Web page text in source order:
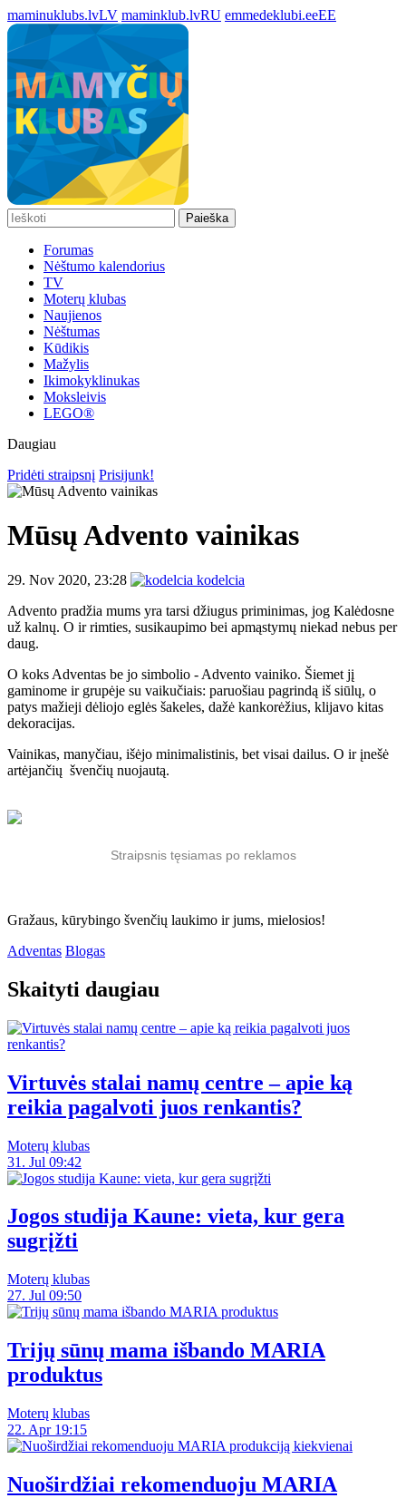
maminuklubs.lvLV maminklub.lvRU emmedeklubi.eeEE
Paieška
Forumas
Nėštumo kalendorius
TV
Moterų klubas
Naujienos
Nėštumas
Kūdikis
Mažylis
Ikimokyklinukas
Moksleivis
LEGO®
Daugiau
Pridėti straipsnį Prisijunk!
Mūsų Advento vainikas
29. Nov 2020, 23:28
kodelcia
Advento pradžia mums yra tarsi džiugus priminimas, jog Kalėdosne
už kalnų. O ir rimties, susikaupimo bei apmąstymų niekad nebus per
daug.
O koks Adventas be jo simbolio - Advento vainiko. Šiemet jį
gaminome ir grupėje su vaikučiais: paruošiau pagrindą iš siūlų, o
patys mažieji dėliojo eglės šakeles, dažė kankorėžius, klijavo kitas
dekoracijas.
Vainikas, manyčiau, išėjo minimalistinis, bet visai dailus. O ir įnešė
artėjančių švenčių nuojautą.
Straipsnis tęsiamas po reklamos
Gražaus, kūrybingo švenčių laukimo ir jums, mielosios!
Adventas Blogas
Skaityti daugiau
Virtuvės stalai namų centre – apie ką
reikia pagalvoti juos renkantis?
Moterų klubas
31. Jul 09:42
Jogos studija Kaune: vieta, kur gera
sugrįžti
Moterų klubas
27. Jul 09:50
Trijų sūnų mama išbando MARIA
produktus
Moterų klubas
22. Apr 19:15
Nuoširdžiai rekomenduoju MARIA